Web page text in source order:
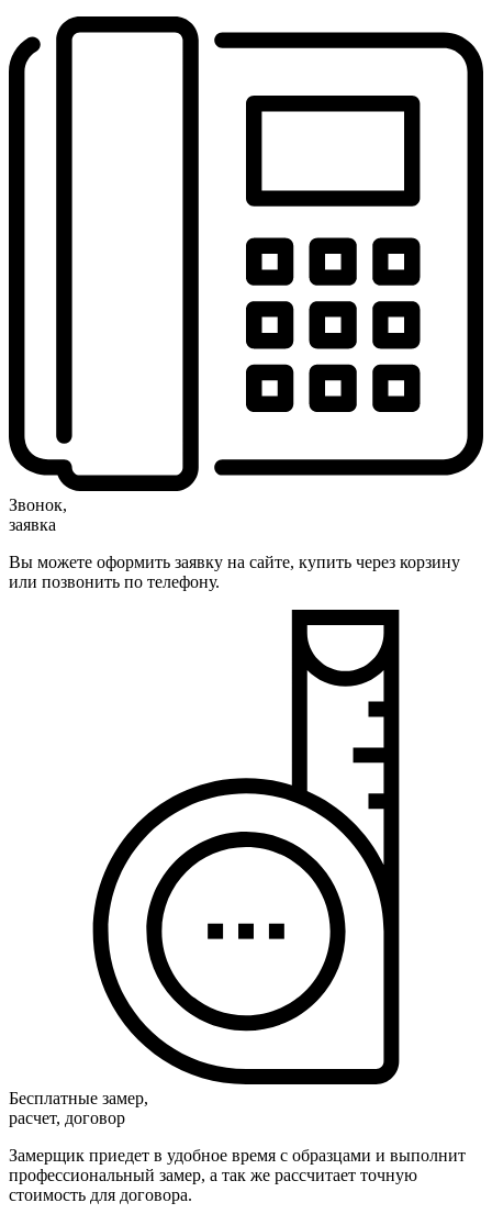
Звонок,
заявка
Вы можете оформить заявку на сайте, купить через корзину
или позвонить по телефону.
Бесплатные замер,
расчет, договор
Замерщик приедет в удобное время с образцами и выполнит
профессиональный замер, а так же рассчитает точную
стоимость для договора.